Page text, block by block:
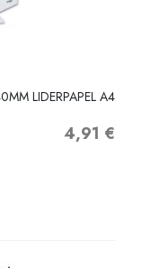
LIDERPAPEL A4
Precio
4,91 €